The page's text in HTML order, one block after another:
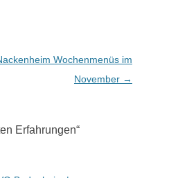
Wochenmenüs im
November →
Erfahrungen“